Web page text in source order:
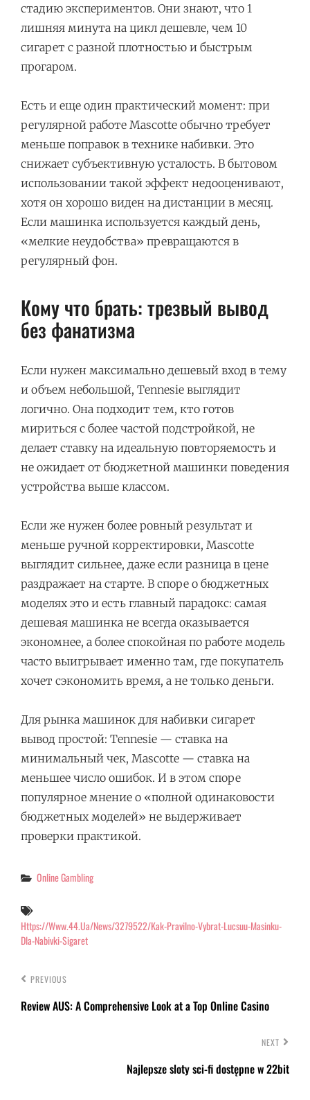
стадию экспериментов. Они знают, что 1
лишняя минута на цикл дешевле, чем 10
сигарет с разной плотностью и быстрым
прогаром.
Есть и еще один практический момент: при
регулярной работе Mascotte обычно требует
меньше поправок в технике набивки. Это
снижает субъективную усталость. В бытовом
использовании такой эффект недооценивают,
хотя он хорошо виден на дистанции в месяц.
Если машинка используется каждый день,
«мелкие неудобства» превращаются в
регулярный фон.
Кому что брать: трезвый вывод
без фанатизма
Если нужен максимально дешевый вход в тему
и объем небольшой, Tennesie выглядит
логично. Она подходит тем, кто готов
мириться с более частой подстройкой, не
делает ставку на идеальную повторяемость и
не ожидает от бюджетной машинки поведения
устройства выше классом.
Если же нужен более ровный результат и
меньше ручной корректировки, Mascotte
выглядит сильнее, даже если разница в цене
раздражает на старте. В споре о бюджетных
моделях это и есть главный парадокс: самая
дешевая машинка не всегда оказывается
экономнее, а более спокойная по работе модель
часто выигрывает именно там, где покупатель
хочет сэкономить время, а не только деньги.
Для рынка машинок для набивки сигарет
вывод простой: Tennesie — ставка на
минимальный чек, Mascotte — ставка на
меньшее число ошибок. И в этом споре
популярное мнение о «полной одинаковости
бюджетных моделей» не выдерживает
проверки практикой.
Categories
Online Gambling
Https://www.44.ua/news/3279522/kak-Pravilno-Vybrat-Lucsuu-Masinku-
Dla-Nabivki-Sigaret
PREVIOUS
Review AUS: A Comprehensive Look at a Top Online Casino
NEXT
Najlepsze sloty sci-fi dostępne w 22bit